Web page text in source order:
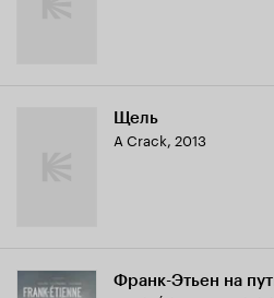
Щель
A Crack, 2013
Франк-Этьен на